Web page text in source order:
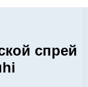
спрей